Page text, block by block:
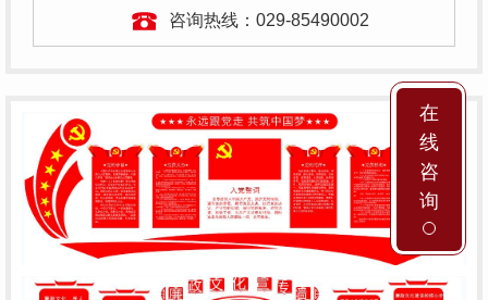
咨询热线： 029-85490002
在
线
咨
询